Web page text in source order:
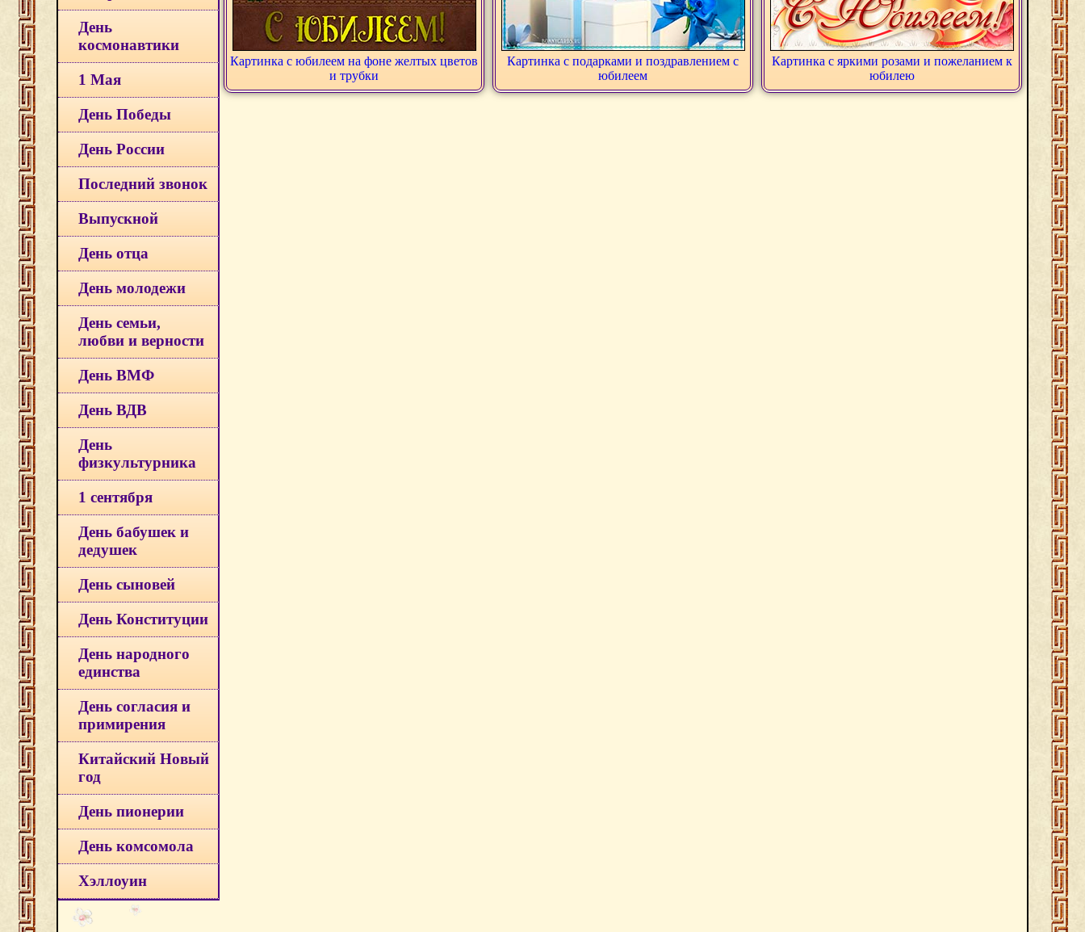
День
космонавтики
1 Мая
День Победы
День России
Последний звонок
Выпускной
День отца
День молодежи
День семьи,
любви и верности
День ВМФ
День ВДВ
День
физкультурника
1 сентября
День бабушек и
дедушек
День сыновей
День Конституции
День народного
единства
День согласия и
примирения
Китайский Новый
год
День пионерии
День комсомола
Хэллоуин
Картинка с юбилеем на фоне желтых цветов
и трубки
Картинка с подарками и поздравлением с
юбилеем
Картинка с яркими розами и пожеланием к
юбилею